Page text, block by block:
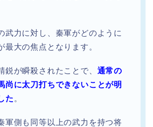
武力に対し、秦軍がどのように
最大の焦点となります。
鋭が瞬殺されたことで、 通常の
尚に太刀打ちできないことが明
た 。
軍側も同等以上の武力を持つ将